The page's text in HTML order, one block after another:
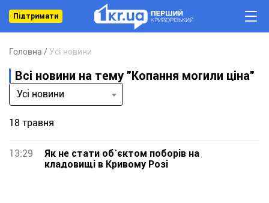
Підтримати
Головна Усі новини
Всі новини на тему "Копання могили ціна"
Усі новини
18 травня
13:29
Як не стати об`єктом поборів на
кладовищі в Кривому Розі